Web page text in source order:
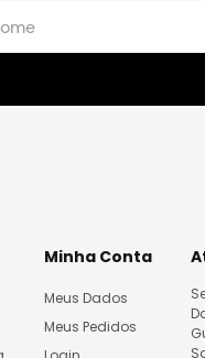
Minha Conta
Meus Dados
Meus Pedidos